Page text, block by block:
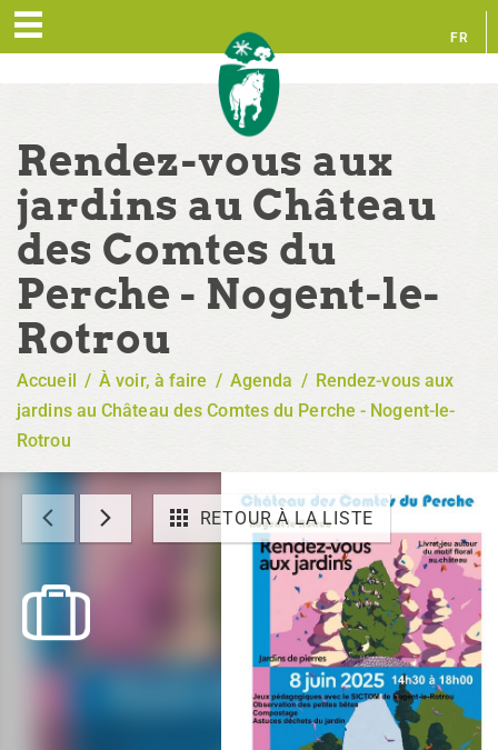
FR
Rendez-vous aux
jardins au Château
des Comtes du
Perche - Nogent-le-
Rotrou
Accueil / À voir, à faire / Agenda / Rendez-vous aux
jardins au Château des Comtes du Perche - Nogent-le-
Rotrou
RETOUR À LA LISTE